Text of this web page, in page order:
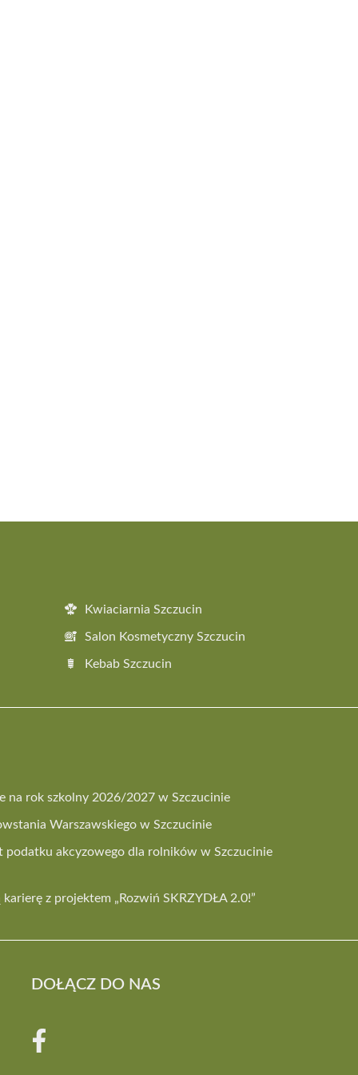
Kwiaciarnia Szczucin
Salon Kosmetyczny Szczucin
Kebab Szczucin
na rok szkolny 2026/2027 w Szczucinie
Warszawskiego w Szczucinie
akcyzowego dla rolników w Szczucinie
z projektem „Rozwiń SKRZYDŁA 2.0!”
DOŁĄCZ DO NAS